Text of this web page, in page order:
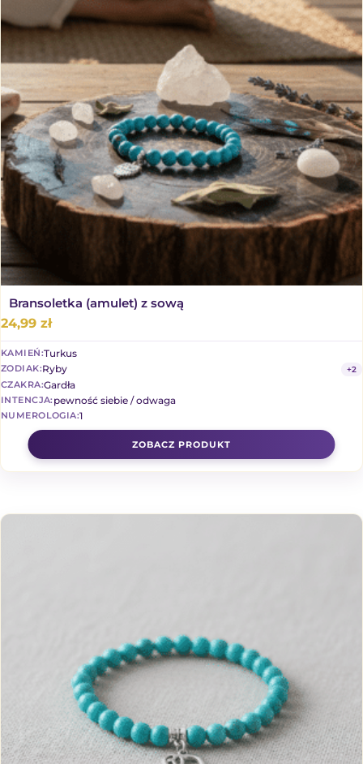
Bransoletka (amulet) z sową
24,99 zł
KAMIEŃ:Turkus
ZODIAK:Ryby
+2
CZAKRA:Gardła
INTENCJA: pewność siebie / odwaga
NUMEROLOGIA:1